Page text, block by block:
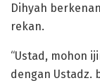
Dihyah
rekan.
“Ustad, mohon
dengan Ustadz.